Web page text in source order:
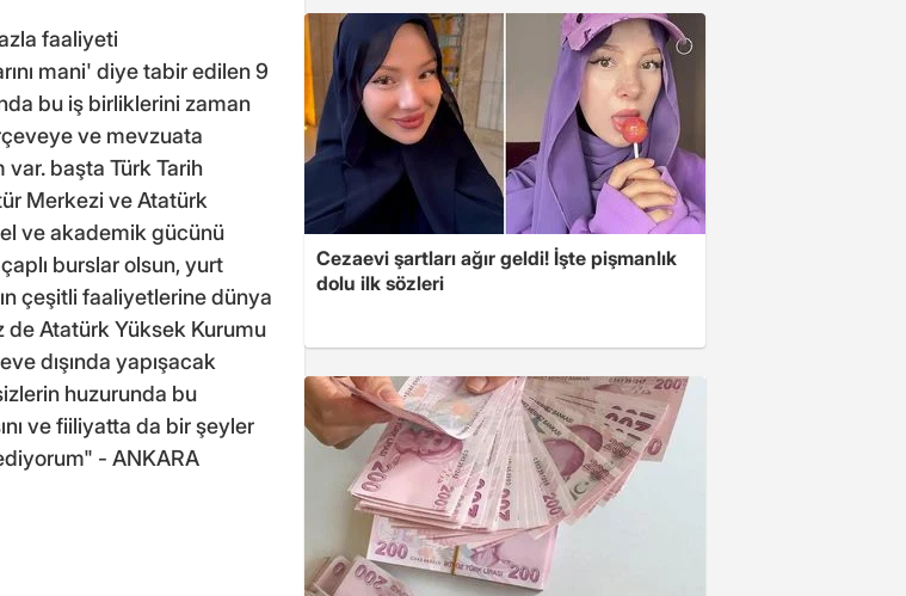
faaliyeti
mani' diye tabir edilen 9
bu iş birliklerini zaman
ve mevzuata
var. başta Türk Tarih
Merkezi ve Atatürk
ve akademik gücünü
burslar olsun, yurt
çeşitli faaliyetlerine dünya
de Atatürk Yüksek Kurumu
dışında yapışacak
huzurunda bu
ve fiiliyatta da bir şeyler
- ANKARA
Cezaevi şartları ağır geldi! İşte pişmanlık
dolu ilk sözleri